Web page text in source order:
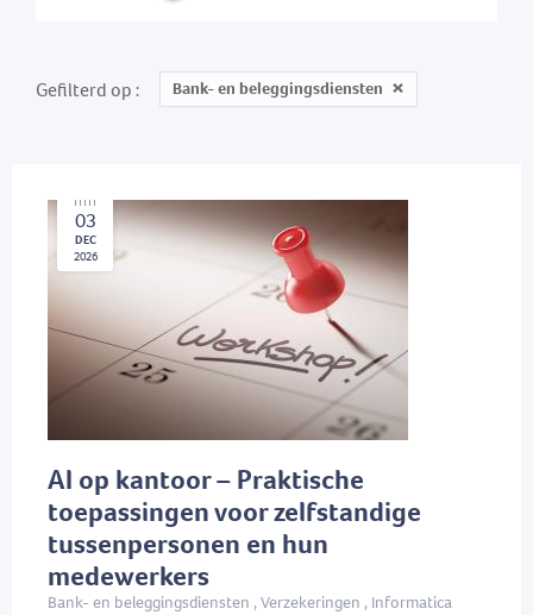
Gefilterd op Bank- en beleggingsdiensten
03
DEC
2026
AI op kantoor – Praktische
toepassingen voor zelfstandige
tussenpersonen en hun
medewerkers
Bank- en beleggingsdiensten , Verzekeringen , Informatica